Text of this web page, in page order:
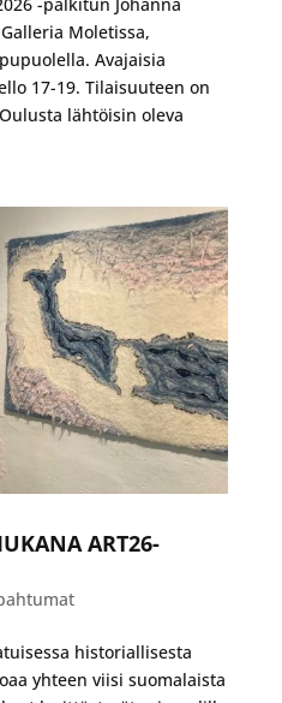
Moletissa,
Avajaisia
17-19. Tilaisuuteen on
lähtöisin oleva
ART26-
historiallisesta
yhteen viisi suomalaista